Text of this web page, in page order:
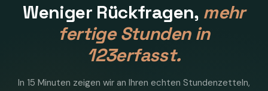
Weniger Rückfragen, mehr
fertige Stunden in
123erfasst.
In 15 Minuten zeigen wir an Ihren echten Stundenzetteln,